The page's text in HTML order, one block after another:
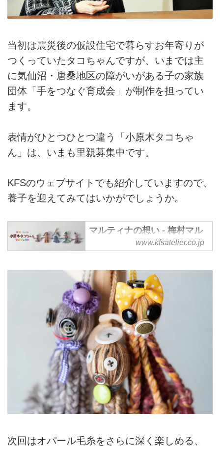
当初は震災後の仮設住宅で暮らすお年寄りが
つくっていたタコちゃんですが、いまでは主
に気仙沼・唐桑地区の障がいがある子の家族
団体「手をつなぐ育成会」が制作を担ってい
ます。
表情がひとつひとつ違う「小原木タコちゃ
ん」は、いまも里親募集中です。
KFSのウェブサイトでも紹介していますので、
養子を迎えてみてはいかがでしょうか。
マルティナの想い - 梅村マル
ティナ・オフィシャルサイト
て」KFS - 梅村マルティナ気仙沼
FSアトリエ株式会社 オフィシ
ャルサイト
www.kfsatelier.co.jp
次回はオパール毛糸をさらに深く楽しめる、